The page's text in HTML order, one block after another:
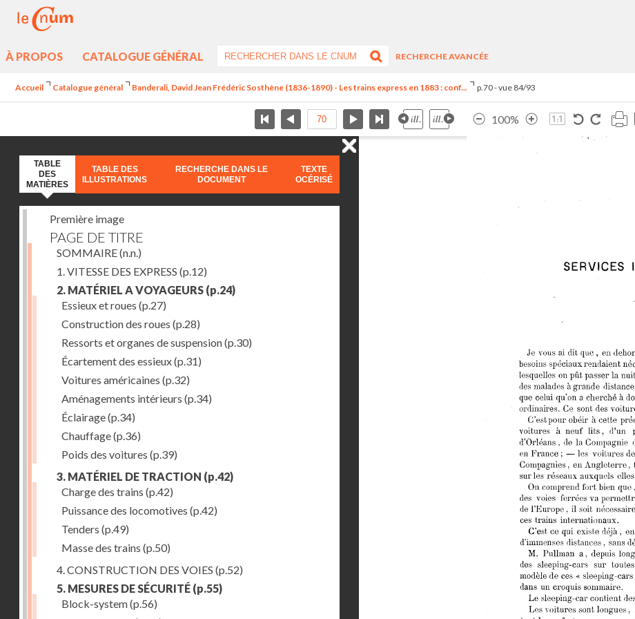
À PROPOS CATALOGUE GÉNÉRAL
RECHERCHE AVANCÉE
Accueil Catalogue général Banderali, David Jean Frédéric Sosthène (1836-1890) - Les trains express en 1883 : conf... p.70 - vue 84/93
100%
TABLE
DES
MATIÈRES
TABLE DES
ILLUSTRATIONS
RECHERCHE DANS LE
DOCUMENT
TEXTE
OCÉRISÉ
Première image
PAGE DE TITRE
SOMMAIRE(n.n.)
1. VITESSE DES EXPRESS (p.12)
2. MATÉRIEL A VOYAGEURS (p.24)
Essieux et roues (p.27)
Construction des roues (p.28)
Ressorts et organes de suspension(p.30)
Écartement des essieux(p.31)
Voitures américaines (p.32)
Aménagements intérieurs (p.34)
Éclairage(p.34)
Chauffage(p.36)
Poids des voitures (p.39)
3. MATÉRIEL DE TRACTION (p.42)
Charge des trains (p.42)
Puissance des locomotives (p.42)
Tenders (p.49)
Masse des trains (p.50)
4. CONSTRUCTION DES VOIES (p.52)
5. MESURES DE SÉCURITÉ (p.55)
Block-system(p.56)